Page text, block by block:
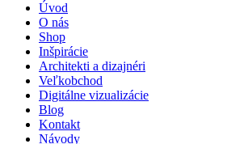
Úvod
O nás
Shop
Inšpirácie
Architekti a dizajnéri
Veľkobchod
Digitálne vizualizácie
Blog
Kontakt
Návody